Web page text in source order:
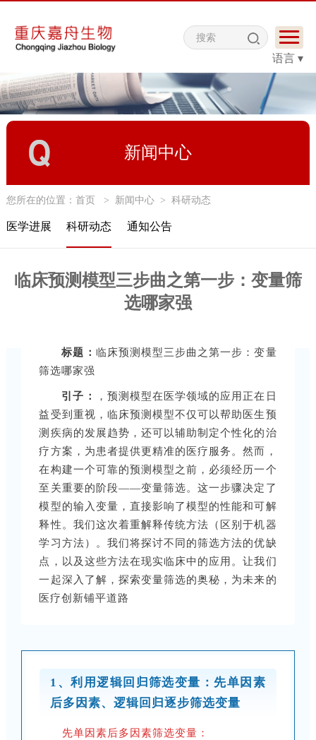
语言 ▾
新闻中心
您所在的位置： 首页> 新闻中心> 科研动态
医学进展 科研动态 通知公告
临床预测模型三步曲之第一步：变量筛
选哪家强
标题： 临床预测模型三步曲之第一步：变量
筛选哪家强
引子：
，预测模型在医学领域的应用正在日
益受到重视，临床预测模型不仅可以帮助医生预
测疾病的发展趋势，还可以辅助制定个性化的治
疗方案，为患者提供更精准的医疗服务。然而，
在构建一个可靠的预测模型之前，必须经历一个
至关重要的阶段——变量筛选。这一步骤决定了
模型的输入变量，直接影响了模型的性能和可解
释性。我们这次着重解释传统方法（区别于机器
学习方法）。我们将探讨不同的筛选方法的优缺
点，以及这些方法在现实临床中的应用。让我们
一起深入了解，探索变量筛选的奥秘，为未来的
医疗创新铺平道路
1、利用逻辑回归筛选变量：先单因素
后多因素、逻辑回归逐步筛选变量
先单因素后多因素筛选变量：